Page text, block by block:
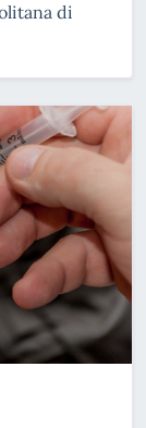
di